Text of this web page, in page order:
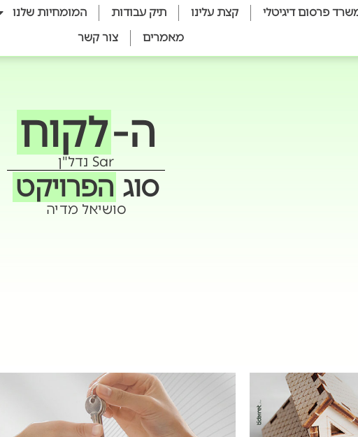
פרסום דיגיטלי קצת עלינו תיק עבודות המומחיות שלנו
מאמרים
צור קשר
ה-לקוח
Sar נדל"ן
סוג הפרויקט
סושיאל מדיה